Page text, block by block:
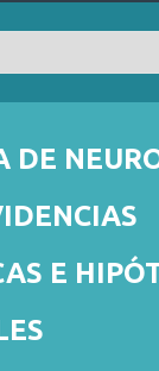
DE
E